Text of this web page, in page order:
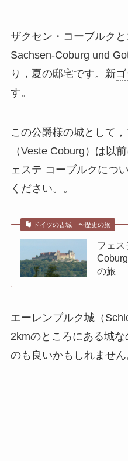
ザクセン・コーブルク
Sachsen-Coburg und
り，夏の邸宅です。新ゴ
す。
この公爵様の城として
（Veste Coburg）は以
ェステ コーブルクにつ
ください。。
ドイツの古城 〜歴史の旅
フェス
の旅
エーレンブルク城（
2kmのところにある城
のも良いかもしれません